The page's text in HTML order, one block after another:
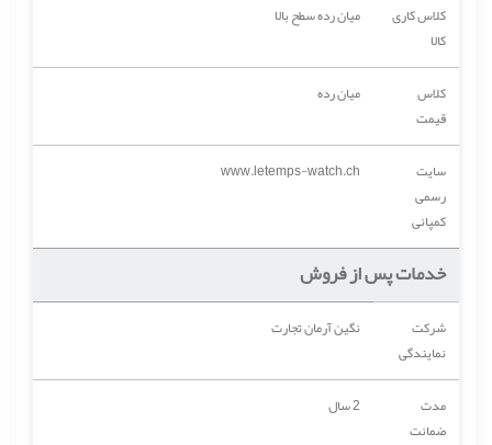
کلاس کاری
کالا
میان رده سطح بالا
کلاس
قیمت
میان رده
سایت
رسمی
کمپانی
www.letemps-watch.ch
خدمات پس از فروش
شرکت
نمایندگی
نگین آرمان تجارت
مدت
ضمانت
2 سال